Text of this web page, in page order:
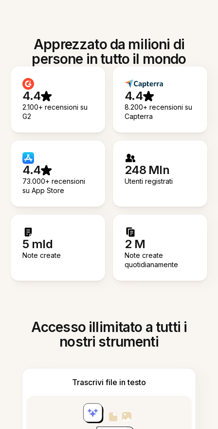
Apprezzato da milioni di
persone in tutto il mondo
4.4
2.100+ recensioni su
G2
4.4
8.200+ recensioni su
Capterra
4.4
73.000+ recensioni
su App Store
248 Mln
Utenti registrati
5 mld
Note create
2 M
Note create
quotidianamente
Accesso illimitato a tutti i
nostri strumenti
Trascrivi file in testo